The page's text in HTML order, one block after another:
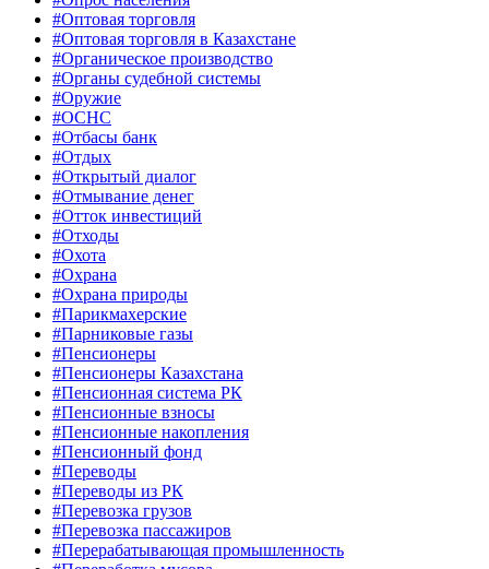
#Оптовая торговля
#Оптовая торговля в Казахстане
#Органическое производство
#Органы судебной системы
#Оружие
#ОСНС
#Отбасы банк
#Отдых
#Открытый диалог
#Отмывание денег
#Отток инвестиций
#Отходы
#Охота
#Охрана
#Охрана природы
#Парикмахерские
#Парниковые газы
#Пенсионеры
#Пенсионеры Казахстана
#Пенсионная система РК
#Пенсионные взносы
#Пенсионные накопления
#Пенсионный фонд
#Переводы
#Переводы из РК
#Перевозка грузов
#Перевозка пассажиров
#Перерабатывающая промышленность